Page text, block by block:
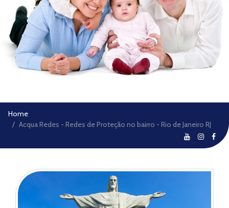
Home
Acqua Redes - Redes de Proteção no bairro - Rio de Janeiro RJ